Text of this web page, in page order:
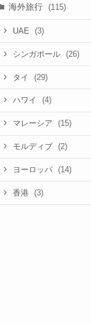
海外旅行 (115)
UAE (3)
シンガポール (26)
タイ (29)
ハワイ (4)
マレーシア (15)
モルディブ (2)
ヨーロッパ (14)
香港 (3)